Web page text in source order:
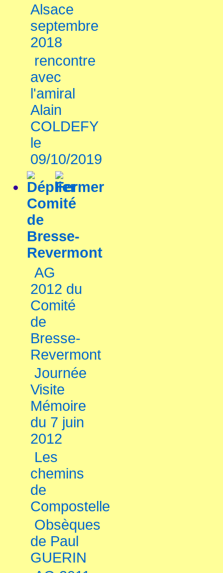
Alsace
septembre
2018
rencontre
avec
l'amiral
Alain
COLDEFY
le
09/10/2019
Comité
de
Bresse-
Revermont
AG
2012 du
Comité
de
Bresse-
Revermont
Journée
Visite
Mémoire
du 7 juin
2012
Les
chemins
de
Compostelle
Obsèques
de Paul
GUERIN